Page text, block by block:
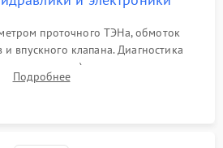
проточного ТЭНа, обмоток
и впускного клапана. Диагностика
уровня воды), датчика мутности,
электронного модуля управления.
Подробнее